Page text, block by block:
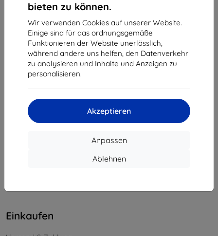
bieten zu können.
Wir verwenden Cookies auf unserer Website.
Einige sind für das ordnungsgemäße
Funktionieren der Website unerlässlich,
während andere uns helfen, den Datenverkehr
zu analysieren und Inhalte und Anzeigen zu
personalisieren.
Akzeptieren
Anpassen
Ablehnen
Shield-Sk s.r.o.
Ulica Rudolfa Mocka 3750/2A
841 04 Bratislava
Unternehmens-ID:46701494
USt-IdNr.:SK2023549671
info@top4mobile.eu
Einkaufen